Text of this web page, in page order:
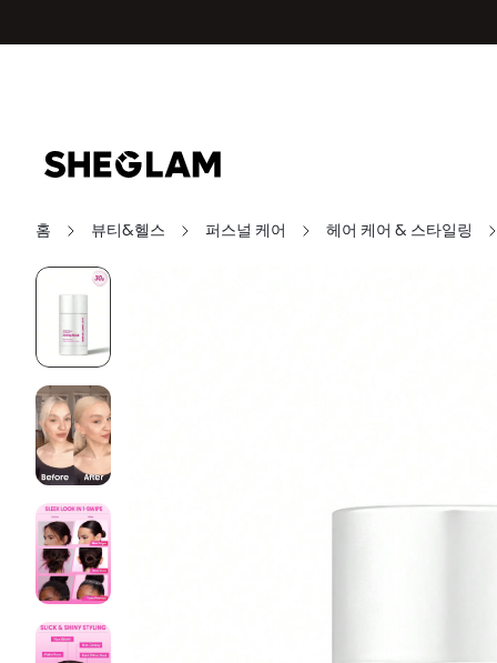
홈 뷰티&헬스 퍼스널 케어 헤어 케어 & 스타일링